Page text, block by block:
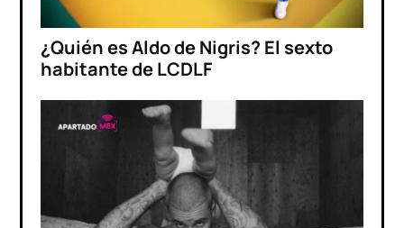
¿Quién es Aldo de Nigris? El sexto
habitante de LCDLF